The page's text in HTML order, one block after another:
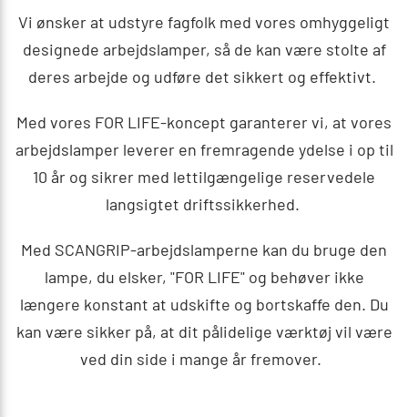
Vi ønsker at udstyre fagfolk med vores omhyggeligt
designede arbejdslamper, så de kan være stolte af
deres arbejde og udføre det sikkert og effektivt.
Med vores FOR LIFE-koncept garanterer vi, at vores
arbejdslamper leverer en fremragende ydelse i op til
10 år og sikrer med lettilgængelige reservedele
langsigtet driftssikkerhed.
Med SCANGRIP-arbejdslamperne kan du bruge den
lampe, du elsker, "FOR LIFE" og behøver ikke
længere konstant at udskifte og bortskaffe den. Du
kan være sikker på, at dit pålidelige værktøj vil være
ved din side i mange år fremover.